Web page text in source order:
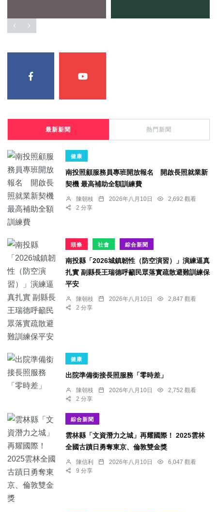
最新新聞 熱門新聞
健康
南投照顧服務員專班開放報名 開啟長照就業新
契機 最高補助全額訓練費
陳朝枝 2026年八月10日
2,692 觀看
2 分享
頭條 社會 綜合新聞
南投縣「2026城鎮韌性（防空演習）」演練逼真
扎實 副縣長王瑞德呼籲民眾落實疏散避難訓練保
平安
陳朝枝 2026年八月10日
2,847 觀看
2 分享
健康
出院準備銜接長照服務「零時差」
陳朝枝 2026年八月10日
2,752 觀看
2 分享
綜合新聞
雲林縣「文資潛力之城」再耀國際！ 2025雲林
全國古蹟日勇奪東京、倫敦雙金獎
陳信利 2026年八月10日
6,047 觀看
9 分享